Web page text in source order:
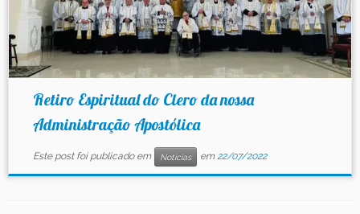
Retiro Espiritual do Clero da nossa
Administração Apostólica
Este post foi publicado em Notícias em22/07/2022